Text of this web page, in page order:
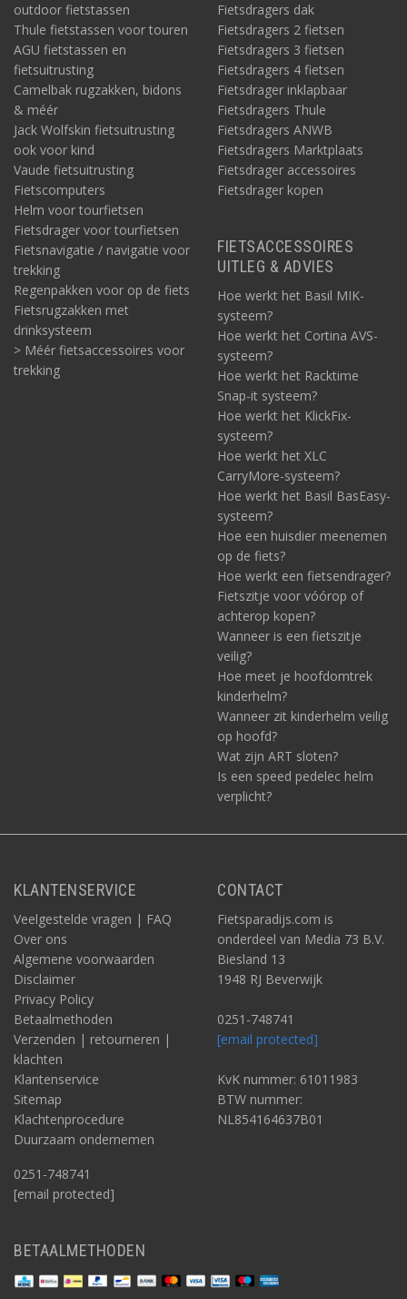
outdoor fietstassen
Thule fietstassen voor touren
AGU fietstassen en
fietsuitrusting
Camelbak rugzakken, bidons
& méér
Jack Wolfskin fietsuitrusting
ook voor kind
Vaude fietsuitrusting
Fietscomputers
Helm voor tourfietsen
Fietsdrager voor tourfietsen
Fietsnavigatie / navigatie voor
trekking
Regenpakken voor op de fiets
Fietsrugzakken met
drinksysteem
> Méér fietsaccessoires voor
trekking
Fietsdragers dak
Fietsdragers 2 fietsen
Fietsdragers 3 fietsen
Fietsdragers 4 fietsen
Fietsdrager inklapbaar
Fietsdragers Thule
Fietsdragers ANWB
Fietsdragers Marktplaats
Fietsdrager accessoires
Fietsdrager kopen
FIETSACCESSOIRES
UITLEG & ADVIES
Hoe werkt het Basil MIK-
systeem?
Hoe werkt het Cortina AVS-
systeem?
Hoe werkt het Racktime
Snap-it systeem?
Hoe werkt het KlickFix-
systeem?
Hoe werkt het XLC
CarryMore-systeem?
Hoe werkt het Basil BasEasy-
systeem?
Hoe een huisdier meenemen
op de fiets?
Hoe werkt een fietsendrager?
Fietszitje voor vóórop of
achterop kopen?
Wanneer is een fietszitje
veilig?
Hoe meet je hoofdomtrek
kinderhelm?
Wanneer zit kinderhelm veilig
op hoofd?
Wat zijn ART sloten?
Is een speed pedelec helm
verplicht?
KLANTENSERVICE
Veelgestelde vragen | FAQ
Over ons
Algemene voorwaarden
Disclaimer
Privacy Policy
Betaalmethoden
Verzenden | retourneren |
klachten
Klantenservice
Sitemap
Klachtenprocedure
Duurzaam ondernemen
0251-748741
[email protected]
CONTACT
Fietsparadijs.com is
onderdeel van Media 73 B.V.
Biesland 13
1948 RJ Beverwijk
0251-748741
[email protected]
KvK nummer: 61011983
BTW nummer:
NL854164637B01
BETAALMETHODEN